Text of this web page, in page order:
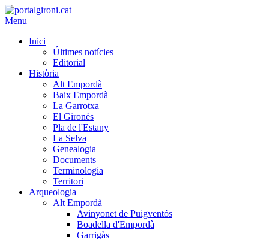
Menu
Inici
Últimes notícies
Editorial
Història
Alt Empordà
Baix Empordà
La Garrotxa
El Gironès
Pla de l'Estany
La Selva
Genealogia
Documents
Terminologia
Territori
Arqueologia
Alt Empordà
Avinyonet de Puigventós
Boadella d'Empordà
Garrigàs